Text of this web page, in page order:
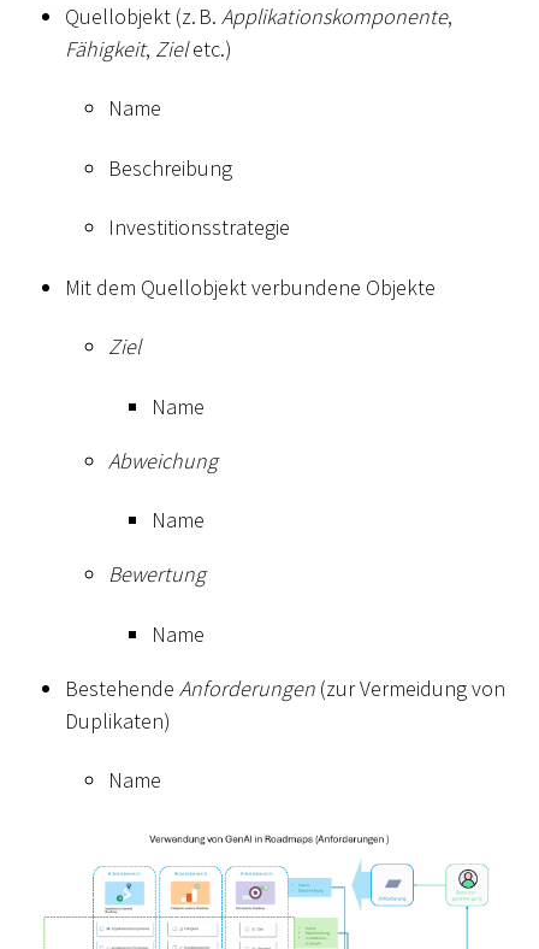
Quellobjekt (z. B. Applikationskomponente,
Fähigkeit, Zieletc.)
Name
Beschreibung
Investitionsstrategie
Mit dem Quellobjekt verbundene Objekte
Ziel
Name
Abweichung
Name
Bewertung
Name
Bestehende Anforderungen (zur Vermeidung von
Duplikaten)
Name